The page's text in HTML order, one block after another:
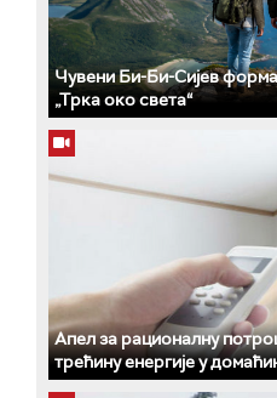
Чувени Би-Би-Сијев
„Трка око света“
Апел за рационалну
трећину енергије у